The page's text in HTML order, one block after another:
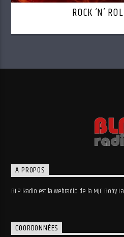
ROCK ‘N’
A PROPOS
BLP Radio est la webradio de la MJC Boby
COORDONNÉES